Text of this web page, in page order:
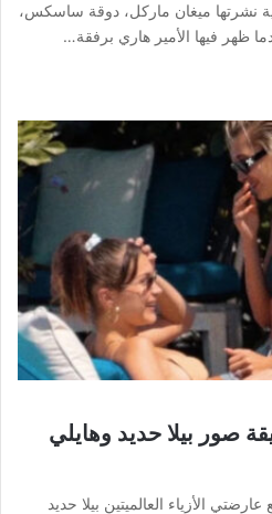
نشرتها ميغان ماركل، دوقة ساسكس،
ظهر فيها الأمير هاري برفقة…
صور بيلا حديد وهايلي
الأزياء العالميتين بيلا حديد